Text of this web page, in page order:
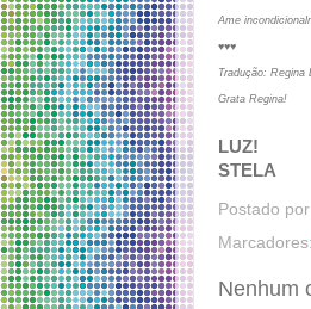
Ame
♥♥♥
Tradução: Regina
Grata Regina!
LUZ!
STELA
Postado por
Marcadores:
Nenhum